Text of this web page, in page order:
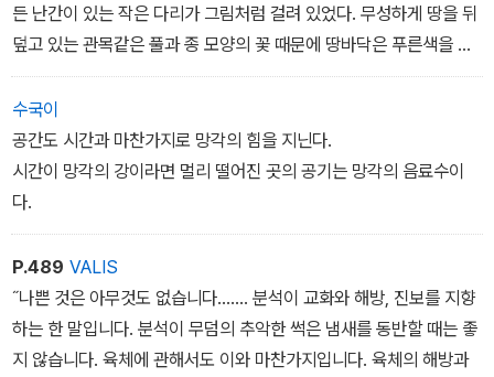
든 난간이 있는 작은 다리가 그림처럼 걸려 있었다. 무성하게 땅을 뒤
덮고 있는 관목같은 풀과 종 모양의 꽃 때문에 땅바닥은 푸른색을 띠
었다.
균형 잡힌 거대한 가문비나무의 고목들이 위용을 뽐내며 언덕과 골짜
기에 띄엄띄엄 혹은 떼를 지어 서 있었고, 그중 한그루는 계곡물 옆쪽
산비탈에 비스듬하게 뿌리를 박고는림 같은 풍경 속에서 기괴한 모습
을 드러내고 있었다. 한적하게 좔좔 흐르는 냇물 소리가 이 아름답고
외딴 곳을 뒤덮고 있었다. 한스 카스토르프는 시냇물 건너편에 휴식
용 벤치가 있는 것을 보았다.
수국이
공간도 시간과 마찬가지로 망각의 힘을 지닌다.
시간이 망각의 강이라면 멀리 떨어진 곳의 공기는 망각의 음료수이
다.
P.489 VALIS
˝나쁜 것은 아무것도 없습니다……. 분석이 교화와 해방, 진보를 지향
하는 한 말입니다. 분석이 무덤의 추악한 썩은 냄새를 동반할 때는 좋
지 않습니다. 육체에 관해서도 이와 마찬가지입니다. 육체의 해방과